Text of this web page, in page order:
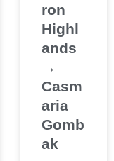
ron
Highl
ands
→
Casm
aria
Gomb
ak